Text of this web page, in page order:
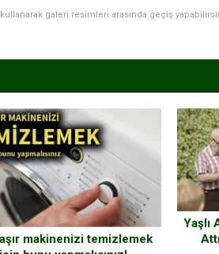
kullanarak galeri resimleri arasında geçiş
makinenizi temizlemek
Yaşlı